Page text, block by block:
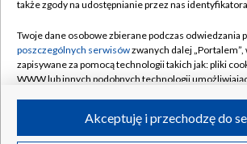
Rada Programowa
System NOS
Informacje o nadawcy
Program dla prasy
Kontakt
Kanały
także zgody na udostępnianie przez nas
Twoje dane osobowe zbierane podczas odwiedzania
poszczególnych serwisówzwanych dalej
zapisywane za pomocą technologii takich jak: pliki
WWW lub innych podobnych technologii
ruchu w Internecie.Akceptuję i przechodzę do